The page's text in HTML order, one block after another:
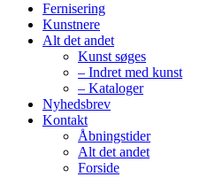
Fernisering
Kunstnere
Alt det andet
Kunst søges
– Indret med kunst
– Kataloger
Nyhedsbrev
Kontakt
Åbningstider
Alt det andet
Forside